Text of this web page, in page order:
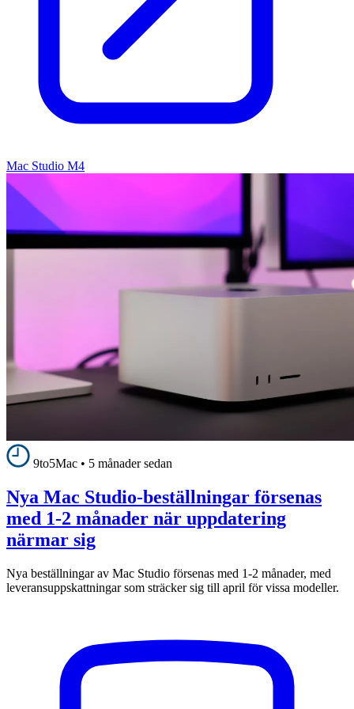
Mac Studio M4
9to5Mac • 5 månader sedan
Nya Mac Studio-beställningar försenas
med 1-2 månader när uppdatering
närmar sig
Nya beställningar av Mac Studio försenas med 1-2 månader, med
leveransuppskattningar som sträcker sig till april för vissa modeller.